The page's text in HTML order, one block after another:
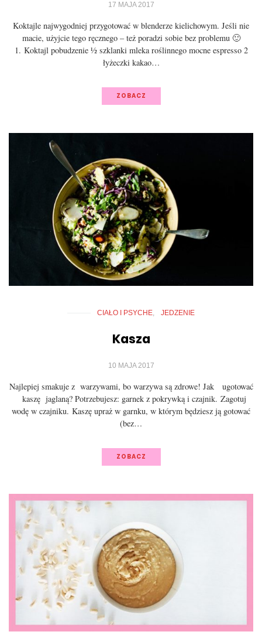
17 MAJA 2017
Koktajle najwygodniej przygotować w blenderze kielichowym. Jeśli nie
macie, użyjcie tego ręcznego – też poradzi sobie bez problemu 🙂
1. Koktajl pobudzenie ½ szklanki mleka roślinnego mocne espresso 2
łyżeczki kakao…
ZOBACZ
CIAŁO I PSYCHE JEDZENIE
Kasza
10 MAJA 2017
Najlepiej smakuje z warzywami, bo warzywa są zdrowe! Jak ugotować
kaszę jaglaną? Potrzebujesz: garnek z pokrywką i czajnik. Zagotuj
wodę w czajniku. Kaszę upraż w garnku, w którym będziesz ją gotować
(bez…
ZOBACZ